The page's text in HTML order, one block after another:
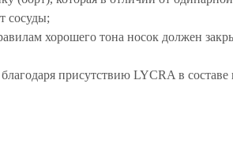
сосуды;
хорошего тона носок должен
присутствию LYCRA в составе